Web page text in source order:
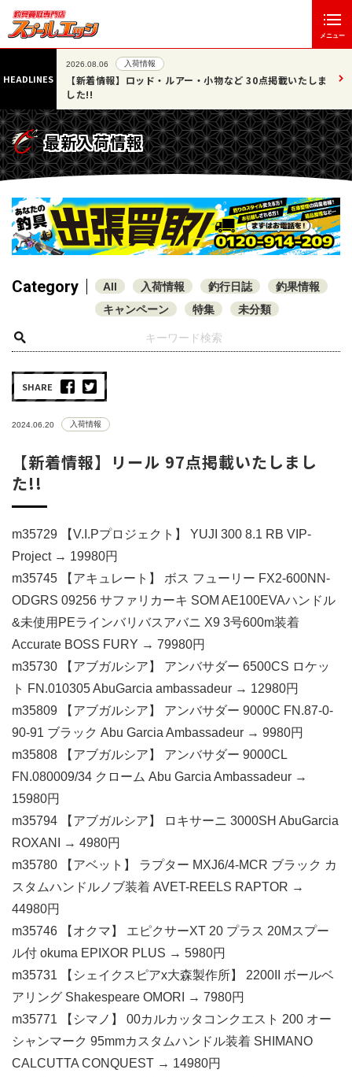
メニュー
HEADLINES
07/25
2026.08.06 入荷情報
【新着情報】ロッド・ルアー・小物など 30点掲載いたしま
した!!
最新入荷情報
Category All 入荷情報 釣行日誌
釣果情報
キャンペーン
特集 未分類
SHARE
2024.06.20 入荷情報
【新着情報】リール 97点掲載いたしまし
た!!
m35729 【V.I.Pプロジェクト】 YUJI 300 8.1 RB VIP-
Project → 19980円
m35745 【アキュレート】 ボス フューリー FX2-600NN-
ODGRS 09256 サファリカーキ SOM AE100EVAハンドル
&未使用PEラインバリバスアバニ X9 3号600m装着
Accurate BOSS FURY → 79980円
m35730 【アブガルシア】 アンバサダー 6500CS ロケッ
ト FN.010305 AbuGarcia ambassadeur → 12980円
m35809 【アブガルシア】 アンバサダー 9000C FN.87-0-
90-91 ブラック Abu Garcia Ambassadeur → 9980円
m35808 【アブガルシア】 アンバサダー 9000CL
FN.080009/34 クローム Abu Garcia Ambassadeur →
15980円
m35794 【アブガルシア】 ロキサーニ 3000SH AbuGarcia
ROXANI → 4980円
m35780 【アベット】 ラプター MXJ6/4-MCR ブラック カ
スタムハンドルノブ装着 AVET-REELS RAPTOR →
44980円
m35746 【オクマ】 エピクサーXT 20 プラス 20Mスプー
ル付 okuma EPIXOR PLUS → 5980円
m35731 【シェイクスピアx大森製作所】 2200II ボールベ
アリング Shakespeare OMORI → 7980円
m35771 【シマノ】 00カルカッタコンクエスト 200 オー
シャンマーク 95mmカスタムハンドル装着 SHIMANO
CALCUTTA CONQUEST → 14980円